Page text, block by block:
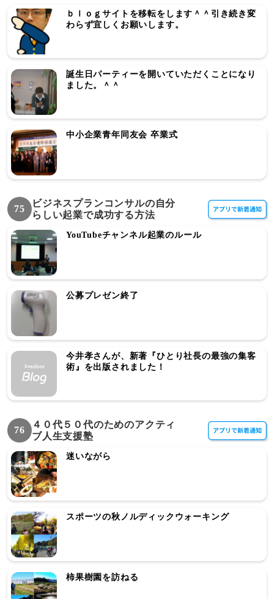
ｂｌｏｇサイトを移転をします＾＾引き続き変
わらず宜しくお願いします。
誕生日パーティーを開いていただくことになり
ました。＾＾
中小企業青年同友会 卒業式
75
ビジネスプランコンサルの自分
らしい起業で成功する方法
YouTubeチャンネル起業のルール
公募プレゼン終了
今井孝さんが、新著『ひとり社長の最強の集客
術』を出版されました！
76
４０代５０代のためのアクティ
ブ人生支援塾
迷いながら
スポーツの秋ノルディックウォーキング
柿果樹園を訪ねる